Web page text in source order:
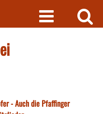
- Auch die Pfaffinger